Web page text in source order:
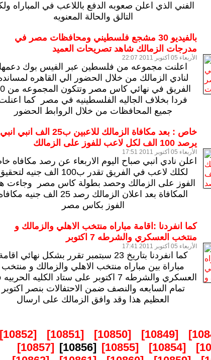
الفني الذي اعلن صعوبه الدفع باللاعب في المباراه
التالق والحالة المعنويه
بالفيديو 30 مشجع فلسطيني ومحافظات مصر في
مدرجات الزمالك شاهد تصريحات العميد
الأربعاء 05 أكتوبر 2011 22:07
اعلنت مجموعه من فلسطين عبر الفيس بوك دعمها
لنادي الزمالك من خلال الحضور الي القاهره
الفريق في نهائي
فردا بخلاف الجاليه الفلسطينيه في مصر كما
جميع المحافظات من خلال الروابط الحضور
خاص : بعد مكافاة الزمالك للاعبين ب25 الف انبي انبي
يرصد 100 الف لكل لاعب للفوز على الزمالك
الأربعاء 05 أكتوبر 2011 17:51
اعلن نادي انبي صباح اليوم الاربعاء عن رصد مكافاه
لكلك لاعب في الفريق تقدر ب100 الف جنيه
الفوز على الزمالك وحصد بطولة كاس مصر وجاءت
المكافاة بعد اعلان الزمالك رصد 25 الف جنيه
الفوز بكاس مصر
كما انفردنا :اقامة مباراه منتخب الاهلي والزمالك و
منتخب العسكري والشرطه 7 اكتوبر
الأربعاء 05 أكتوبر 2011 17:41
كما انفردنا بتاريخ 23 سبتمبر تقرر بشكل نهائي
مباراة بين مباراه منتخب الاهلي والزمالك و منتخب
العسكري والشرطه 7 اكتوبر على ستاد الكليه
تمام السابعه والنصف ضمن الاحتفالات بنصر اكتوبر
العظيم هذا وقد وافق الزمالك على ارسال
[10849]
[10850]
[10851]
[10852]
[10854]
[10855]
[10856]
[10857]